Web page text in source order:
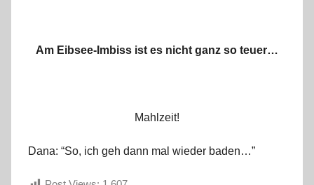
Am Eibsee-Imbiss ist es nicht ganz so teuer…
Mahlzeit!
Dana: “So, ich geh dann mal wieder baden…”